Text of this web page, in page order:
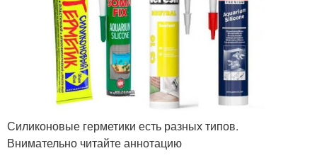
Силиконовые герметики есть разных типов.
Внимательно читайте аннотацию